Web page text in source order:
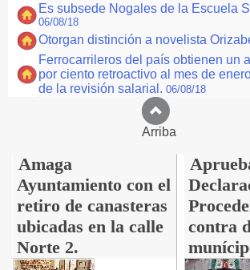
Es subsede Nogales de la Escuela
06/08/18
Otorgan distinción a novelista
Ferrocarrileros del país obtienen un
por ciento retroactivo al mes de
de la revisión salarial. 06/08/18
Arriba
Amaga
Ayuntamiento con el
retiro de canasteras
ubicadas en la calle
Norte 2.
contra